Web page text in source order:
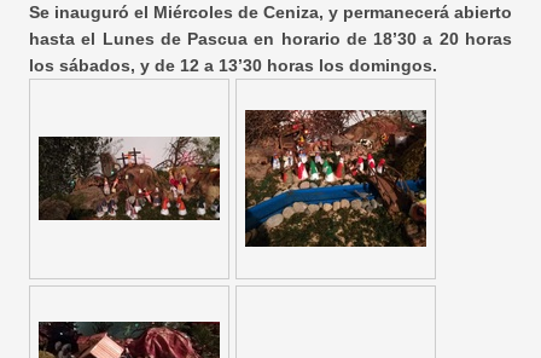
Se inauguró el Miércoles de Ceniza, y permanecerá abierto
hasta el Lunes de Pascua en horario de 18’30 a 20 horas
los sábados, y de 12 a 13’30 horas los domingos.